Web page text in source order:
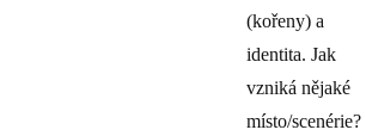
(kořeny) a
identita. Jak
vzniká nějaké
místo/scenérie?